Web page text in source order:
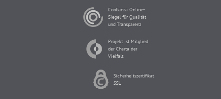
Confianza Online-
Siegel für Qualität
und Transparenz
Projekt ist Mitglied
der Charta der
Vielfalt
Sicherheitszertifikat
SSL